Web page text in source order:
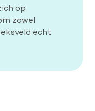
op
zowel
echt